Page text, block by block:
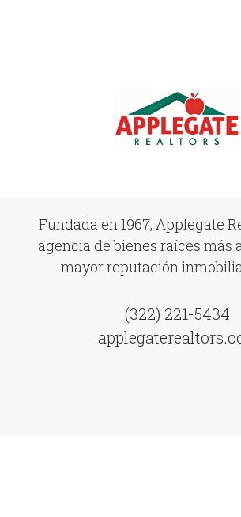
Fundada en 1967, Applegate
agencia de bienes raíces más
mayor reputación
(322) 221-5434